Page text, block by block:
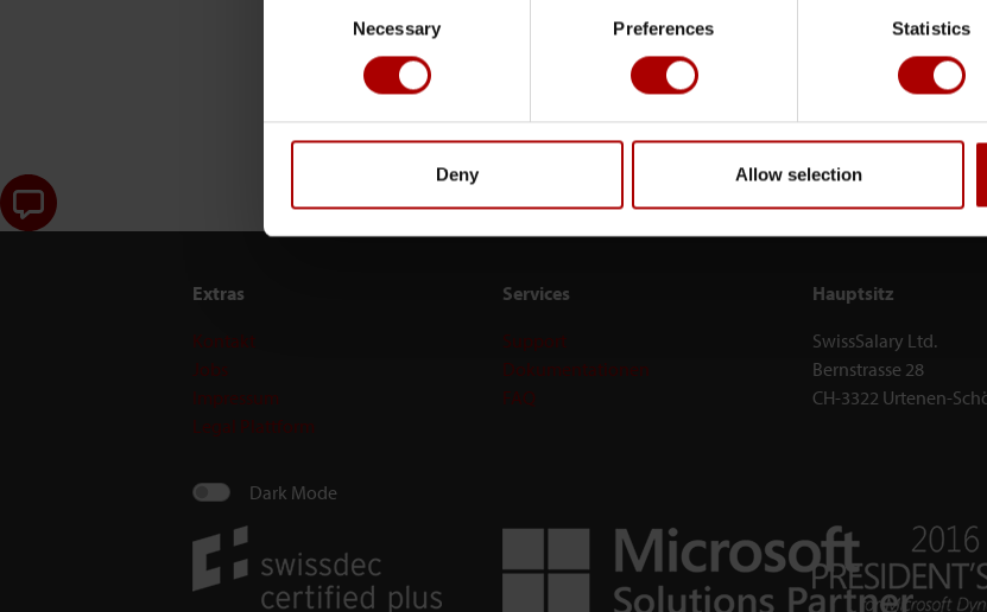
Necessary Preferences Statistics
Deny Allow selection
Für die Online Session registrieren Zurück
Extras
Kontakt
Jobs
Impressum
Legal Plattform
Services
Support
Dokumentationen
FAQ
Hauptsitz
SwissSalary Ltd.
Bernstrasse 28
CH-3322 Urtenen-
Dark Mode